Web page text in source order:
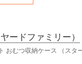
ードファミリー）
おむつ収納ケース （スタ